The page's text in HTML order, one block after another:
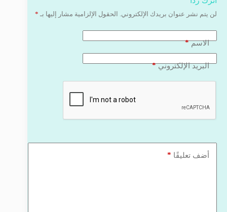
لن يتم نشر عنوان بريدك الإلكتروني. الحقول الإلزامية مشار إليها بـ *
الاسم*
البريد الإلكتروني*
أضف تعليقًا *